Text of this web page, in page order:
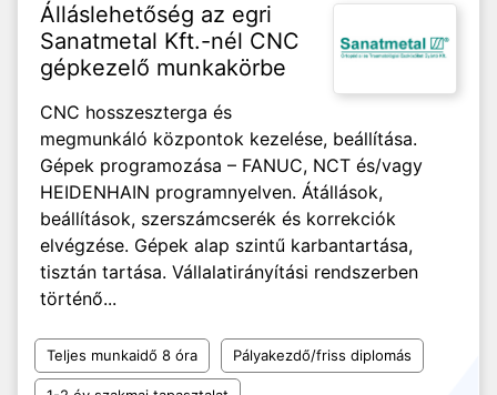
Álláslehetőség az egri
Sanatmetal Kft.-nél CNC
gépkezelő munkakörbe
CNC hosszeszterga és
megmunkáló központok kezelése, beállítása.
Gépek programozása – FANUC, NCT és/vagy
HEIDENHAIN programnyelven. Átállások,
beállítások, szerszámcserék és korrekciók
elvégzése. Gépek alap szintű karbantartása,
tisztán tartása. Vállalatirányítási rendszerben
történő...
Teljes munkaidő 8 óra Pályakezdő/friss diplomás